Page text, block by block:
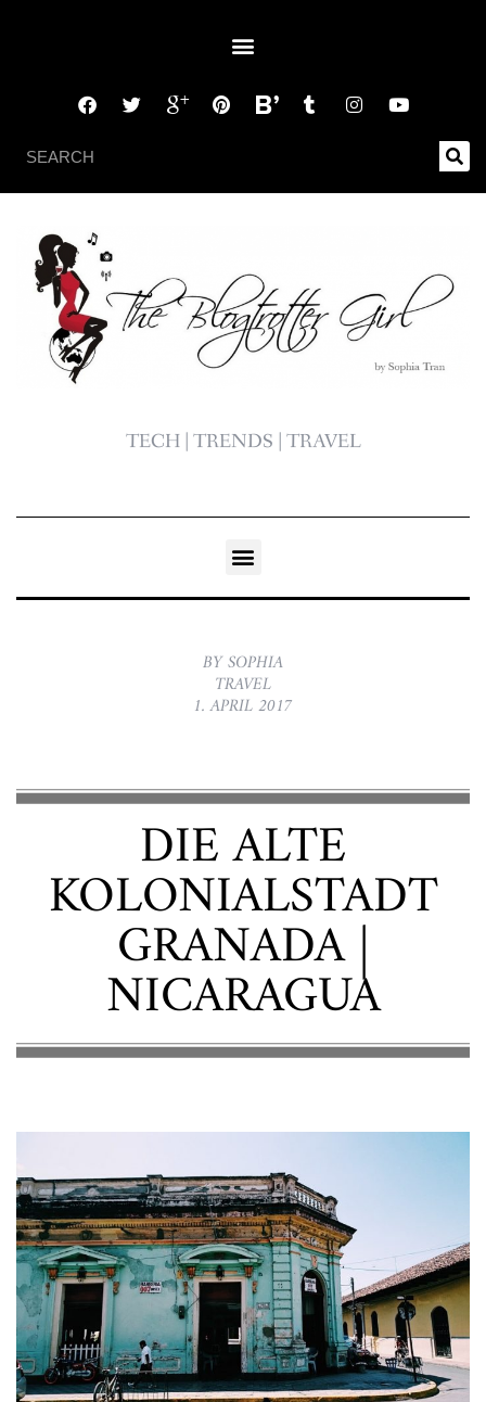
TECH | TRENDS | TRAVEL
BY SOPHIA
TRAVEL
1. APRIL 2017
DIE ALTE
KOLONIALSTADT
GRANADA |
NICARAGUA